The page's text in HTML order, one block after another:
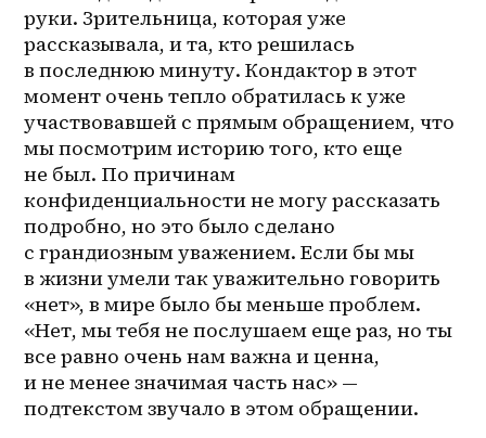
руки. Зрительница, которая уже
рассказывала, и та, кто решилась
в последнюю минуту. Кондактор в этот
момент очень тепло обратилась к уже
участвовавшей с прямым обращением, что
мы посмотрим историю того, кто еще
не был. По причинам
конфиденциальности не могу рассказать
подробно, но это было сделано
с грандиозным уважением. Если бы мы
в жизни умели так уважительно говорить
«нет», в мире было бы меньше проблем.
«Нет, мы тебя не послушаем еще раз, но ты
все равно очень нам важна и ценна,
и не менее значимая часть нас» —
подтекстом звучало в этом обращении.